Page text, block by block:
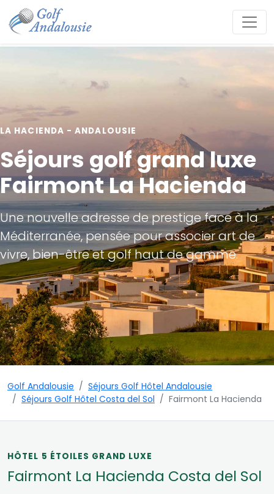
LA HACIENDA - ANDALOUSIE
Séjours golf grand luxe
Fairmont La Hacienda
Une nouvelle adresse de prestige face à la
Méditerranée, pensée pour associer art de
vivre, bien-être et golf haut de gamme.
Golf Andalousie
Séjours Golf Hôtel Andalousie
Séjours Golf Hôtel Costa del Sol
Fairmont La Hacienda
HÔTEL 5 ÉTOILES GRAND LUXE
Fairmont La Hacienda Costa del Sol